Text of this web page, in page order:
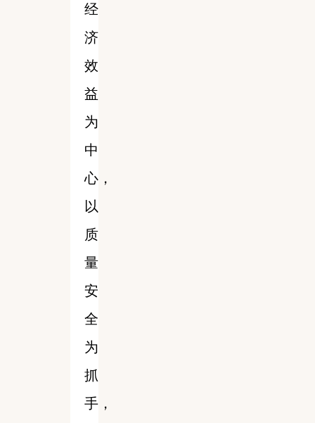
经
济
效
益
为
中
心，
以
质
量
安
全
为
抓
手，